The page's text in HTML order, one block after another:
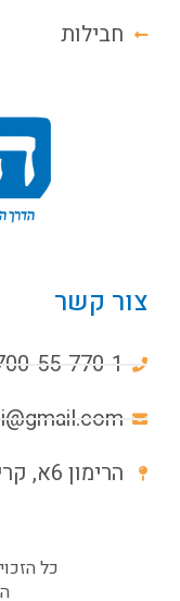
חבילות
צור קשר
55-770-1
הרימון 6א, קרית מלאכי
כל